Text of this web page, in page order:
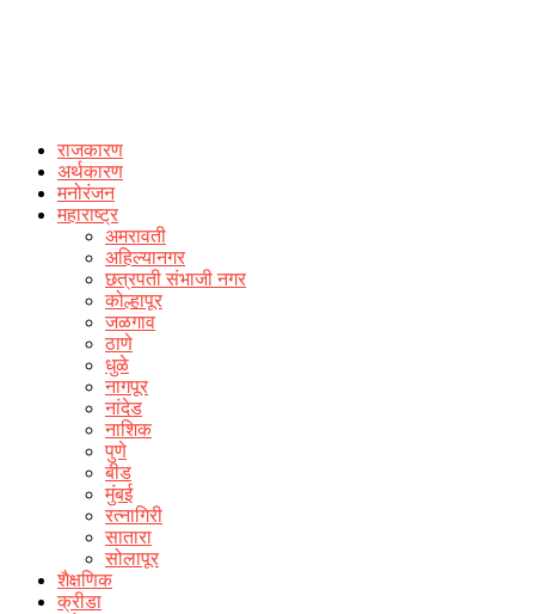
राजकारण
अर्थकारण
मनोरंजन
महाराष्ट्र
अमरावती
अहिल्यानगर
छत्रपती संभाजी नगर
कोल्हापूर
जळगाव
ठाणे
धुळे
नागपूर
नांदेड
नाशिक
पुणे
बीड
मुंबई
रत्नागिरी
सातारा
सोलापूर
शैक्षणिक
क्रीडा